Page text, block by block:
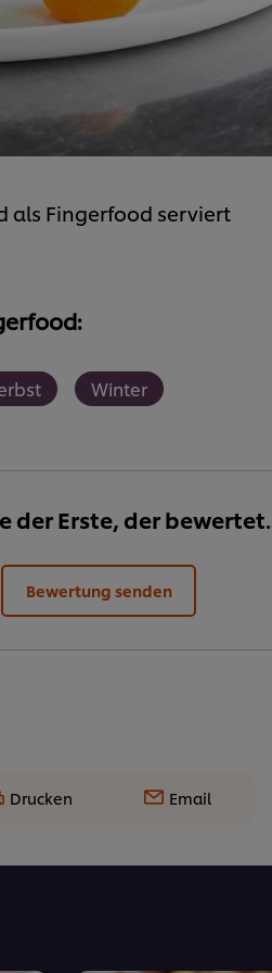
als Fingerfood serviert
Winter
der Erste, der bewertet.
Bewertung senden
Drucken Email